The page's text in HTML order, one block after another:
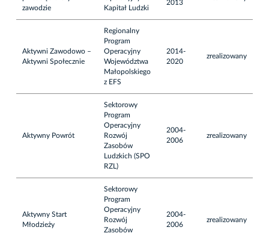
zawodzie
Kapitał Ludzki
2013
Aktywni Zawodowo –
Aktywni Społecznie
Regionalny
Program
Operacyjny
Województwa
Małopolskiego
z EFS
2014-
2020
zrealizowany
Aktywny Powrót
Sektorowy
Program
Operacyjny
Rozwój
Zasobów
Ludzkich (SPO
RZL)
2004-
2006
zrealizowany
Aktywny Start
Młodzieży
Sektorowy
Program
Operacyjny
Rozwój
Zasobów
2004-
2006
zrealizowany